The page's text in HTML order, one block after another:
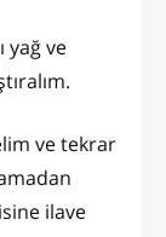
yağ ve
ve tekrar
ilave